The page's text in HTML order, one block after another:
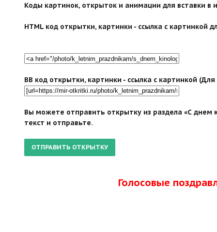
Коды картинок, открыток и анимации для вставки в
HTML код открытки, картинки - ссылка с картинкой
BB код открытки, картинки - ссылка с картинкой
Вы можете отправить открытку из раздела «С днем
текст и отправьте.
Голосовые